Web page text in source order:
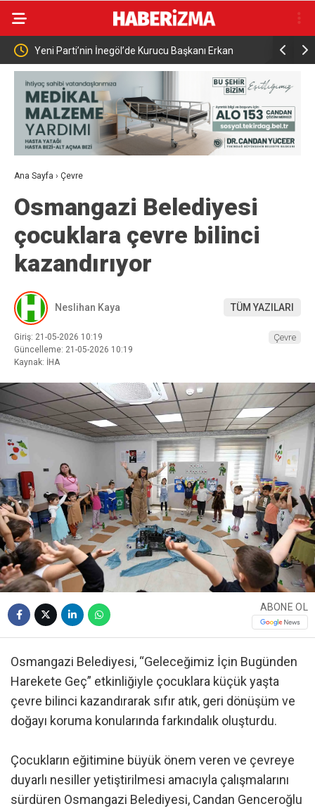
Başkanı Erkan Elektrikli bisiklet ile uçuruma
Ana Sayfa › Çevre
Osmangazi Belediyesi
çocuklara çevre bilinci
kazandırıyor
Neslihan Kaya TÜM YAZILARI
Giriş: 21-05-2026 10:19
Güncelleme: 21-05-2026 10:19
Kaynak: İHA
Çevre
ABONE OL
Osmangazi Belediyesi, “Geleceğimiz İçin Bugünden
Harekete Geç” etkinliğiyle çocuklara küçük yaşta
çevre bilinci kazandırarak sıfır atık, geri dönüşüm ve
doğayı koruma konularında farkındalık oluşturdu.
Çocukların eğitimine büyük önem veren ve çevreye
duyarlı nesiller yetiştirilmesi amacıyla çalışmalarını
sürdüren Osmangazi Belediyesi, Candan Genceroğlu